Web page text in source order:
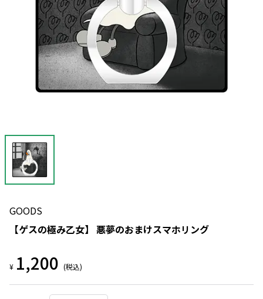
GOODS
【ゲスの極み乙女】 悪夢のおまけスマホリング
¥ 1,200 (税込)